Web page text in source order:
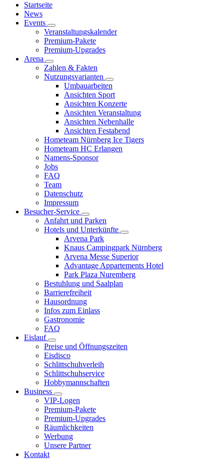
Startseite
News
Events
Veranstaltungskalender
Premium-Pakete
Premium-Upgrades
Arena
Zahlen & Fakten
Nutzungsvarianten
Umbauarbeiten
Ansichten Sport
Ansichten Konzerte
Ansichten Veranstaltung
Ansichten Nebenhalle
Ansichten Festabend
Hometeam Nürnberg Ice Tigers
Hometeam HC Erlangen
Namens-Sponsor
Jobs
FAQ
Team
Datenschutz
Impressum
Besucher-Service
Anfahrt und Parken
Hotels und Unterkünfte
Arvena Park
Knaus Campingpark Nürnberg
Arvena Messe Superior
Advantage Appartements Hotel
Park Plaza Nuremberg
Bestuhlung und Saalplan
Barrierefreiheit
Hausordnung
Infos zum Einlass
Gastronomie
FAQ
Eislauf
Preise und Öffnungszeiten
Eisdisco
Schlittschuhverleih
Schlittschuhservice
Hobbymannschaften
Business
VIP-Logen
Premium-Pakete
Premium-Upgrades
Räumlichkeiten
Werbung
Unsere Partner
Kontakt